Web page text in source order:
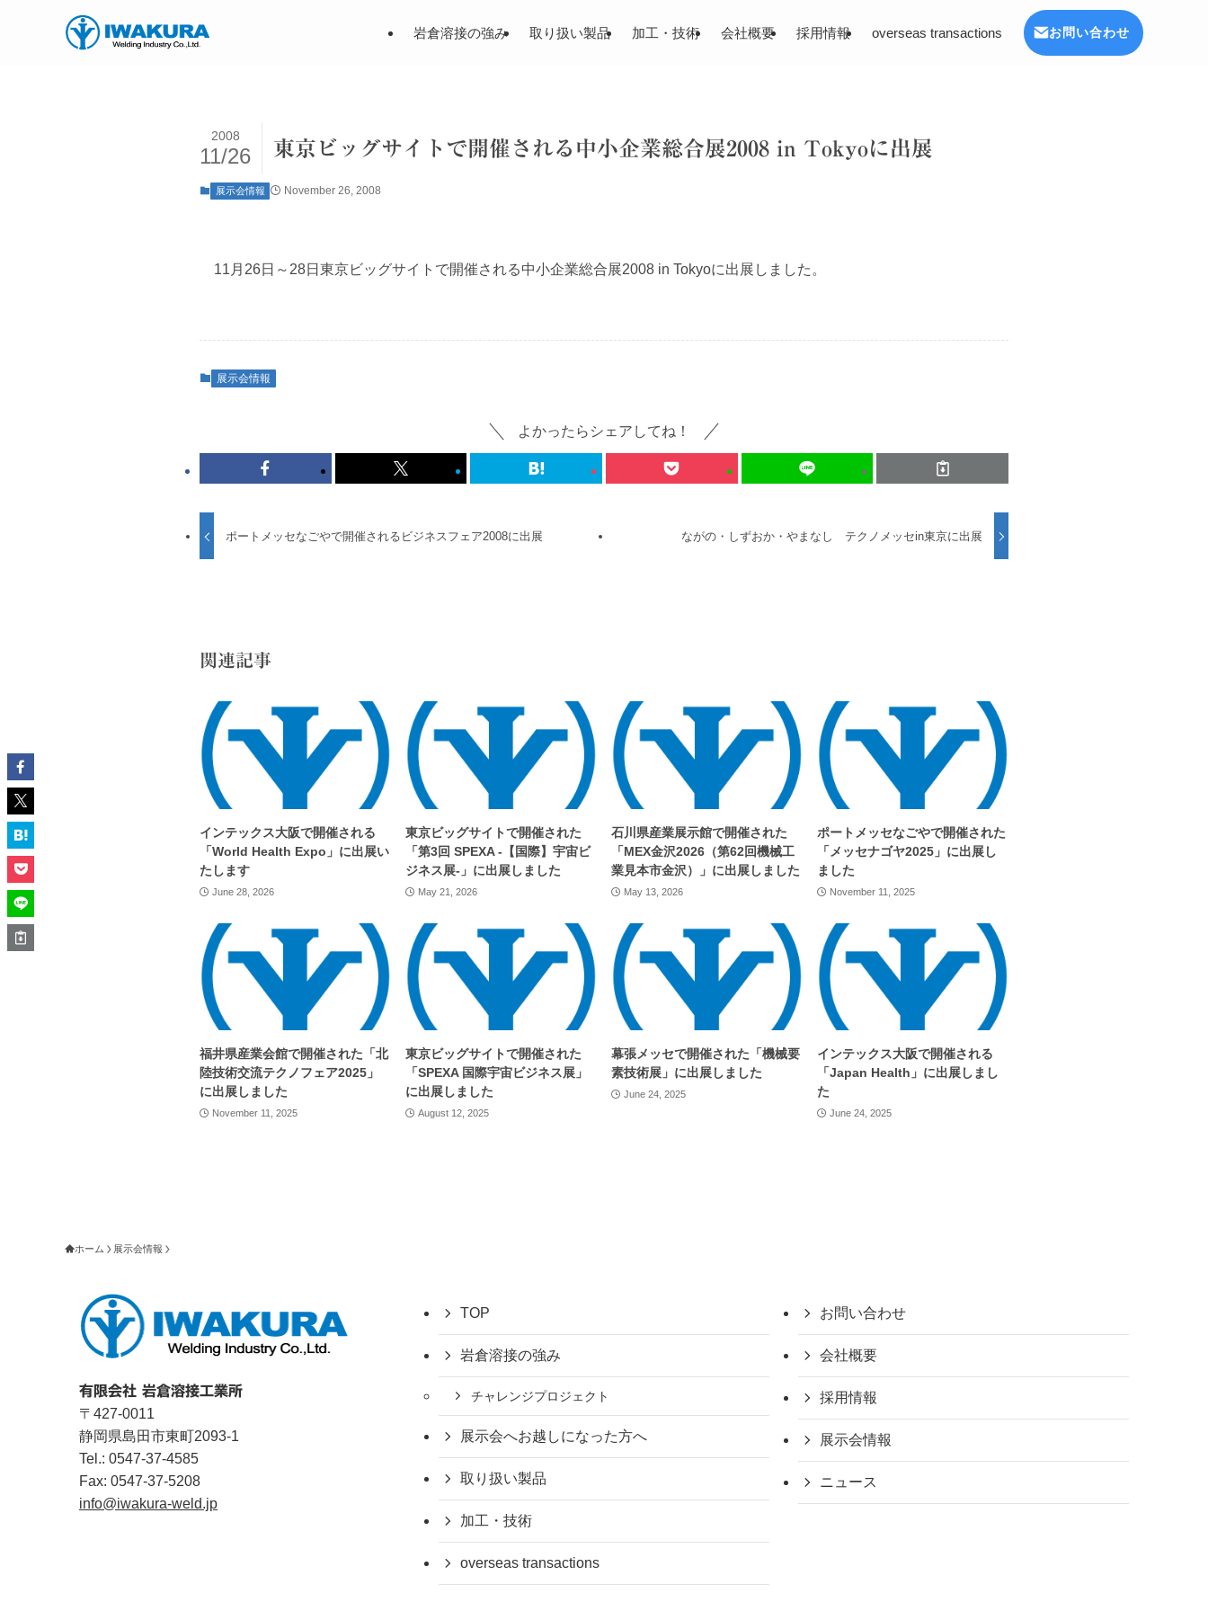
岩倉溶接の強み 取り扱い製品 加工・技術 会社概要 採用情報 overseas transactions お問い合わせ
東京ビッグサイトで開催される中小企業総合展2008 in Tokyoに出展
2008
11/26
展示会情報 November 26, 2008
11月26日～28日東京ビッグサイトで開催される中小企業総合展2008 in Tokyoに出展しました。
展示会情報
よかったらシェアしてね！
ポートメッセなごやで開催されるビジネスフェア2008に出展 ながの・しずおか・やまなし テクノメッセin東京に出展
関連記事
インテックス大阪で開催される
「World Health Expo」に出展い
たします
June 28, 2026
東京ビッグサイトで開催された
「第3回 SPEXA -【国際】宇宙ビ
ジネス展-」に出展しました
May 21, 2026
石川県産業展示館で開催された
「MEX金沢2026（第62回機械工
業見本市金沢）」に出展しました
May 13, 2026
ポートメッセなごやで開催された
「メッセナゴヤ2025」に出展し
ました
November 11, 2025
福井県産業会館で開催された「北
陸技術交流テクノフェア2025」
に出展しました
November 11, 2025
東京ビッグサイトで開催された
「SPEXA 国際宇宙ビジネス展」
に出展しました
August 12, 2025
幕張メッセで開催された「機械要
素技術展」に出展しました
June 24, 2025
インテックス大阪で開催される
「Japan Health」に出展しまし
た
June 24, 2025
ホーム 展示会情報
有限会社 岩倉溶接工業所
〒427-0011
静岡県島田市東町2093-1
Tel.: 0547-37-4585
Fax: 0547-37-5208
info@iwakura-weld.jp
TOP
岩倉溶接の強み
チャレンジプロジェクト
展示会へお越しになった方へ
取り扱い製品
加工・技術
overseas transactions
お問い合わせ
会社概要
採用情報
展示会情報
ニュース